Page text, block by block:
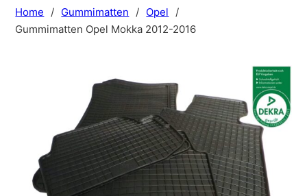
Home / Gummimatten / Opel
/
Gummimatten Opel Mokka 2012-2016